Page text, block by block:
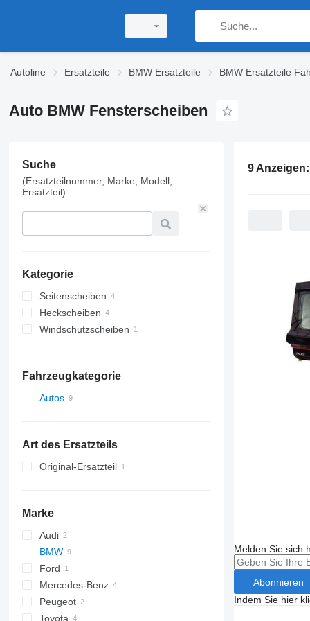
Autoline Ersatzteile BMW Ersatzteile BMW Ersatzteile
Auto BMW Fensterscheiben
Suche
(Ersatzteilnummer, Marke, Modell,
Ersatzteil)
Kategorie
Seitenscheiben
Heckscheiben
Windschutzscheiben
Fahrzeugkategorie
Autos
Art des Ersatzteils
Original-Ersatzteil
Marke
Audi
A-series
BMW
1-Series
2-Series
4-Series
5-Series
Ford
Wrangler
Mercedes-Benz
C-Class
Peugeot
508
Jimny
Toyota
9 Anzeigen:
Melden Sie sich
Abonnieren
Indem Sie hier